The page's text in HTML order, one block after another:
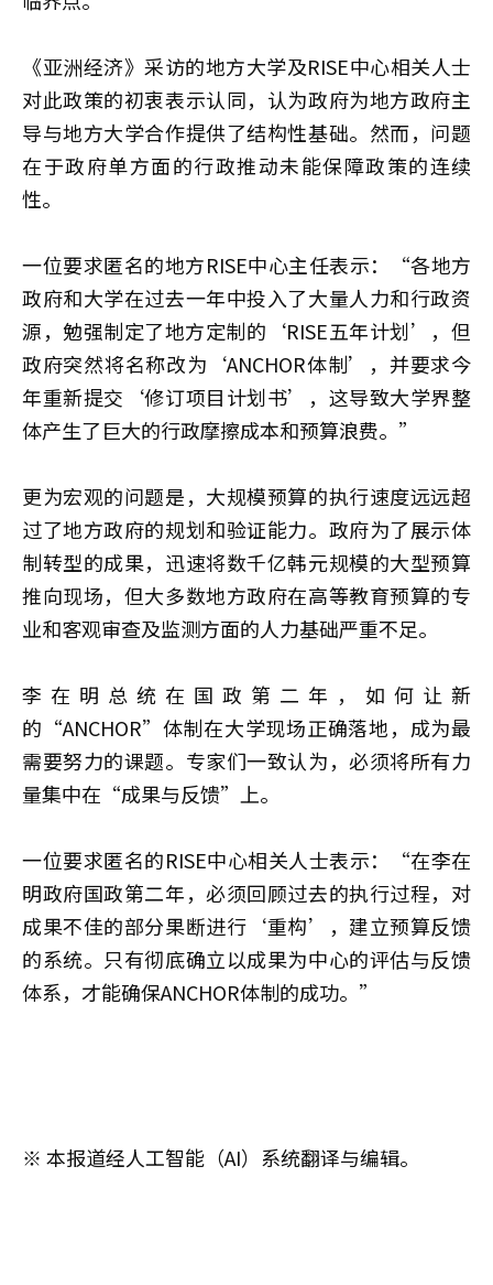
《亚洲经济》采访的地方大学及RISE中心相关人士
对此政策的初衷表示认同，认为政府为地方政府主
导与地方大学合作提供了结构性基础。然而，问题
在于政府单方面的行政推动未能保障政策的连续
性。
一位要求匿名的地方RISE中心主任表示：“各地方
政府和大学在过去一年中投入了大量人力和行政资
源，勉强制定了地方定制的‘RISE五年计划’，但
政府突然将名称改为‘ANCHOR体制’，并要求今
年重新提交‘修订项目计划书’，这导致大学界整
体产生了巨大的行政摩擦成本和预算浪费。”
更为宏观的问题是，大规模预算的执行速度远远超
过了地方政府的规划和验证能力。政府为了展示体
制转型的成果，迅速将数千亿韩元规模的大型预算
推向现场，但大多数地方政府在高等教育预算的专
业和客观审查及监测方面的人力基础严重不足。
李在明总统在国政第二年，如何让新
的“ANCHOR”体制在大学现场正确落地，成为最
需要努力的课题。专家们一致认为，必须将所有力
量集中在“成果与反馈”上。
一位要求匿名的RISE中心相关人士表示：“在李在
明政府国政第二年，必须回顾过去的执行过程，对
成果不佳的部分果断进行‘重构’，建立预算反馈
的系统。只有彻底确立以成果为中心的评估与反馈
体系，才能确保ANCHOR体制的成功。”
※ 本报道经人工智能（AI）系统翻译与编辑。